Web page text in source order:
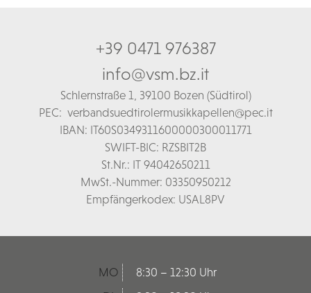
+39 0471 976387
info@vsm.bz.it
Schlernstraße 1, 39100 Bozen (Südtirol)
PEC: verbandsuedtirolermusikkapellen@pec.it
IBAN: IT60S0349311600000300011771
SWIFT-BIC: RZSBIT2B
St.Nr.: IT 94042650211
MwSt.-Nummer: 03350950212
Empfängerkodex: USAL8PV
MO
8:30 – 12:30 Uhr